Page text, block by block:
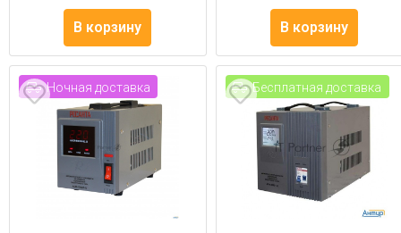
В корзину В корзину
Ночная доставка Бесплатная доставка